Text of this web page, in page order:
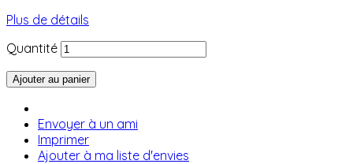
Plus de détails
Quantité
Ajouter au panier
Envoyer à un ami
Imprimer
Ajouter à ma liste d'envies